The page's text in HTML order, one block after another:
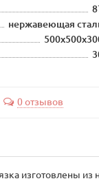
нержавеющая
0 отзывов
изготовлены из